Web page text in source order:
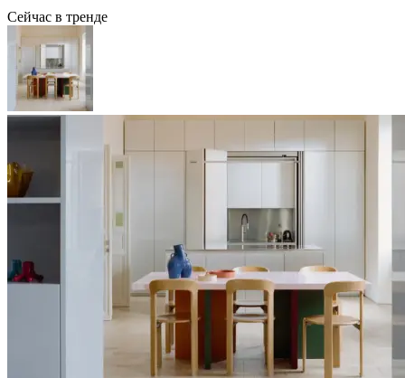
Сейчас в тренде